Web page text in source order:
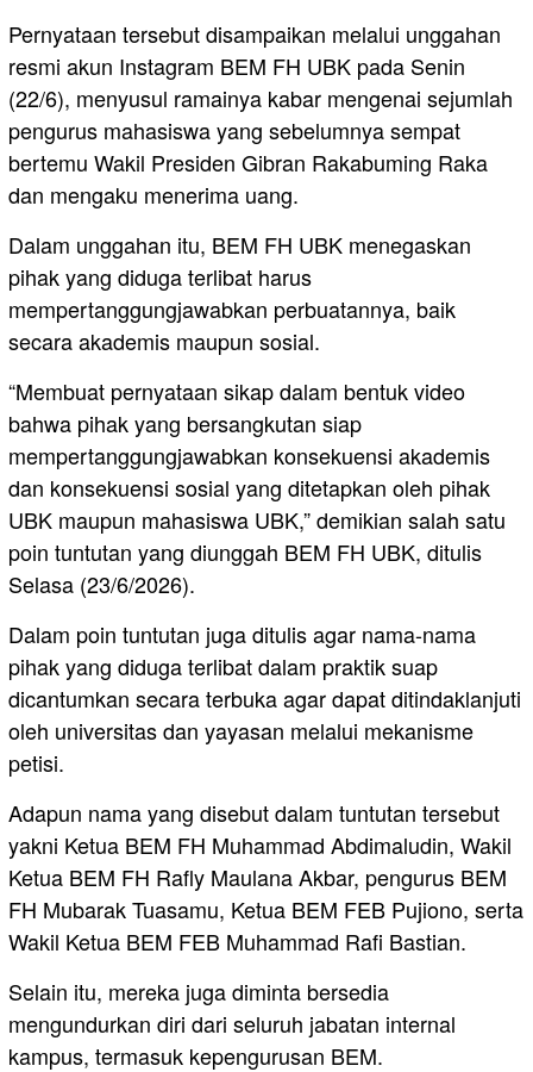
Pernyataan tersebut disampaikan melalui unggahan
resmi akun Instagram BEM FH UBK pada Senin
(22/6), menyusul ramainya kabar mengenai sejumlah
pengurus mahasiswa yang sebelumnya sempat
bertemu Wakil Presiden Gibran Rakabuming Raka
dan mengaku menerima uang.
Dalam unggahan itu, BEM FH UBK menegaskan
pihak yang diduga terlibat harus
mempertanggungjawabkan perbuatannya, baik
secara akademis maupun sosial.
“Membuat pernyataan sikap dalam bentuk video
bahwa pihak yang bersangkutan siap
mempertanggungjawabkan konsekuensi akademis
dan konsekuensi sosial yang ditetapkan oleh pihak
UBK maupun mahasiswa UBK,” demikian salah satu
poin tuntutan yang diunggah BEM FH UBK, ditulis
Selasa (23/6/2026).
Dalam poin tuntutan juga ditulis agar nama-nama
pihak yang diduga terlibat dalam praktik suap
dicantumkan secara terbuka agar dapat ditindaklanjuti
oleh universitas dan yayasan melalui mekanisme
petisi.
Adapun nama yang disebut dalam tuntutan tersebut
yakni Ketua BEM FH Muhammad Abdimaludin, Wakil
Ketua BEM FH Rafly Maulana Akbar, pengurus BEM
FH Mubarak Tuasamu, Ketua BEM FEB Pujiono, serta
Wakil Ketua BEM FEB Muhammad Rafi Bastian.
Selain itu, mereka juga diminta bersedia
mengundurkan diri dari seluruh jabatan internal
kampus, termasuk kepengurusan BEM.